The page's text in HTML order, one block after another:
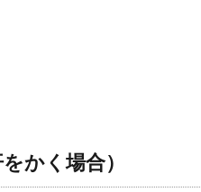
かく場合）